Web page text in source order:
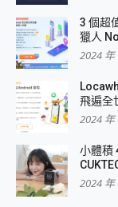
3 個超
獵人
2024 年
飛遍全
2024 年
小體積
2024 年